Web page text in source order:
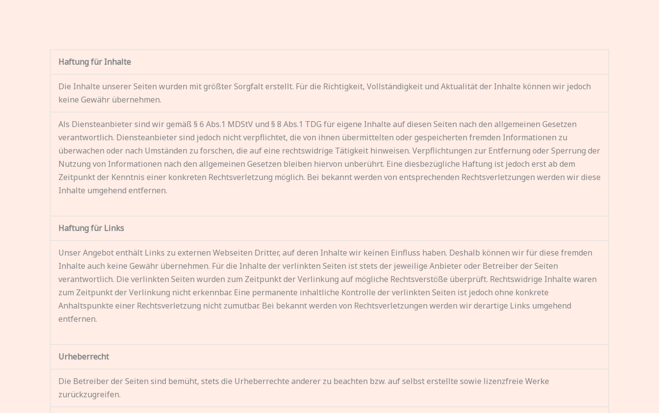
Haftung für Inhalte
Die Inhalte unserer Seiten wurden mit größter Sorgfalt erstellt. Für die Richtigkeit, Vollständigkeit und Aktualität der Inhalte können wir jedoch
keine Gewähr übernehmen.
Als Diensteanbieter sind wir gemäß § 6 Abs.1 MDStV und § 8 Abs.1 TDG für eigene Inhalte auf diesen Seiten nach den allgemeinen Gesetzen
verantwortlich. Diensteanbieter sind jedoch nicht verpflichtet, die von ihnen übermittelten oder gespeicherten fremden Informationen zu
überwachen oder nach Umständen zu forschen, die auf eine rechtswidrige Tätigkeit hinweisen. Verpflichtungen zur Entfernung oder Sperrung der
Nutzung von Informationen nach den allgemeinen Gesetzen bleiben hiervon unberührt. Eine diesbezügliche Haftung ist jedoch erst ab dem
Zeitpunkt der Kenntnis einer konkreten Rechtsverletzung möglich. Bei bekannt werden von entsprechenden Rechtsverletzungen werden wir diese
Inhalte umgehend entfernen.
Haftung für Links
Unser Angebot enthält Links zu externen Webseiten Dritter, auf deren Inhalte wir keinen Einfluss haben. Deshalb können wir für diese fremden
Inhalte auch keine Gewähr übernehmen. Für die Inhalte der verlinkten Seiten ist stets der jeweilige Anbieter oder Betreiber der Seiten
verantwortlich. Die verlinkten Seiten wurden zum Zeitpunkt der Verlinkung auf mögliche Rechtsverstöße überprüft. Rechtswidrige Inhalte waren
zum Zeitpunkt der Verlinkung nicht erkennbar. Eine permanente inhaltliche Kontrolle der verlinkten Seiten ist jedoch ohne konkrete
Anhaltspunkte einer Rechtsverletzung nicht zumutbar. Bei bekannt werden von Rechtsverletzungen werden wir derartige Links umgehend
entfernen.
Urheberrecht
Die Betreiber der Seiten sind bemüht, stets die Urheberrechte anderer zu beachten bzw. auf selbst erstellte sowie lizenzfreie Werke
zurückzugreifen.